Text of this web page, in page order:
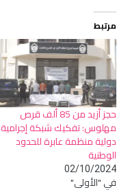
مرتبط
حجز أزيد من 85 ألف قرص
مهلوس: تفكيك شبكة إجرامية
دولية منظمة عابرة للحدود
الوطنية
02/10/2024
في "الأولى"